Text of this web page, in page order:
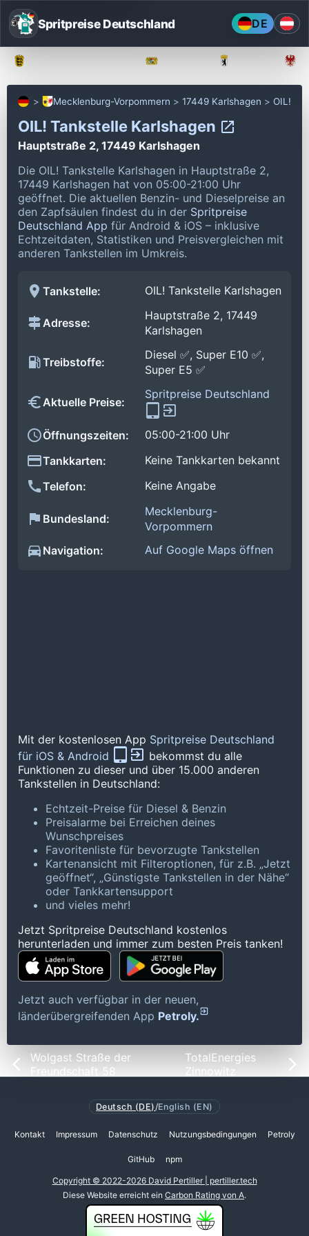
Spritpreise Deutschland DE
Mecklenburg-Vorpommern 17449 Karlshagen OIL!
OIL! Tankstelle Karlshagen
Hauptstraße 2, 17449 Karlshagen
Die OIL! Tankstelle Karlshagen in Hauptstraße 2,
17449 Karlshagen hat von 05:00-21:00 Uhr
geöffnet. Die aktuellen Benzin- und Dieselpreise an
den Zapfsäulen findest du in der Spritpreise
Deutschland App für Android & iOS – inklusive
Echtzeitdaten, Statistiken und Preisvergleichen mit
anderen Tankstellen im Umkreis.
Tankstelle: OIL! Tankstelle Karlshagen
Adresse:
Hauptstraße 2, 17449
Karlshagen
Treibstoffe:
Diesel ✅, Super E10 ✅,
Super E5 ✅
Aktuelle Preise:
Spritpreise Deutschland
Öffnungszeiten:
05:00-21:00 Uhr
Tankkarten:
Keine Tankkarten bekannt
Telefon:
Keine Angabe
Bundesland:
Mecklenburg-
Vorpommern
Navigation:
Auf Google Maps öffnen
Mit der kostenlosen App Spritpreise Deutschland
für iOS & Android
bekommst du alle
Funktionen zu dieser und über 15.000 anderen
Tankstellen in Deutschland:
Echtzeit-Preise für Diesel & Benzin
Preisalarme bei Erreichen deines
Wunschpreises
Favoritenliste für bevorzugte Tankstellen
Kartenansicht mit Filteroptionen, für z.B. „Jetzt
geöffnet“, „Günstigste Tankstellen in der Nähe“
oder Tankkartensupport
und vieles mehr!
Jetzt Spritpreise Deutschland kostenlos
herunterladen und immer zum besten Preis tanken!
Jetzt auch verfügbar in der neuen,
länderübergreifenden App Petroly.
Wolgast Straße der
Freundschaft 58
TotalEnergies
Zinnowitz
Deutsch (DE) /English (EN)
Kontakt Impressum Datenschutz Nutzungsbedingungen Petroly
GitHub npm
Copyright © 2022-2026 David Pertiller | pertiller.tech
Diese Website erreicht ein Carbon Rating von A.